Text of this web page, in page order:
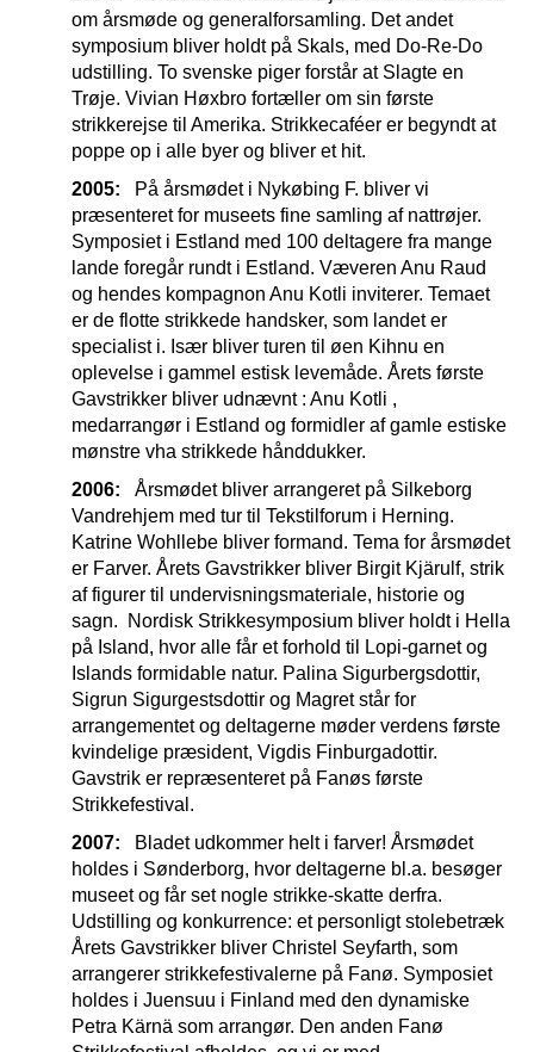
om årsmøde og generalforsamling. Det andet
symposium bliver holdt på Skals, med Do-Re-Do
udstilling. To svenske piger forstår at Slagte en
Trøje. Vivian Høxbro fortæller om sin første
strikkerejse til Amerika. Strikkecaféer er begyndt at
poppe op i alle byer og bliver et hit.
2005:
På årsmødet i Nykøbing F. bliver vi
præsenteret for museets fine samling af nattrøjer.
Symposiet i Estland med 100 deltagere fra mange
lande foregår rundt i Estland. Væveren Anu Raud
og hendes kompagnon Anu Kotli inviterer. Temaet
er de flotte strikkede handsker, som landet er
specialist i. Især bliver turen til øen Kihnu en
oplevelse i gammel estisk levemåde. Årets første
Gavstrikker bliver udnævnt : Anu Kotli ,
medarrangør i Estland og formidler af gamle estiske
mønstre vha strikkede hånddukker.
2006: Årsmødet bliver arrangeret på Silkeborg
Vandrehjem med tur til Tekstilforum i Herning.
Katrine Wohllebe bliver formand. Tema for årsmødet
er Farver. Årets Gavstrikker bliver Birgit Kjärulf, strik
af figurer til undervisningsmateriale, historie og
sagn. Nordisk Strikkesymposium bliver holdt i Hella
på Island, hvor alle får et forhold til Lopi-garnet og
Islands formidable natur. Palina Sigurbergsdottir,
Sigrun Sigurgestsdottir og Magret står for
arrangementet og deltagerne møder verdens første
kvindelige præsident, Vigdis Finburgadottir.
Gavstrik er repræsenteret på Fanøs første
Strikkefestival.
2007: Bladet udkommer helt i farver! Årsmødet
holdes i Sønderborg, hvor deltagerne bl.a. besøger
museet og får set nogle strikke-skatte derfra.
Udstilling og konkurrence: et personligt stolebetræk
Årets Gavstrikker bliver Christel Seyfarth, som
arrangerer strikkefestivalerne på Fanø. Symposiet
holdes i Juensuu i Finland med den dynamiske
Petra Kärnä som arrangør. Den anden Fanø